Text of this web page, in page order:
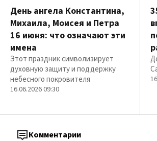
День ангела Константина,
Михаила, Моисея и Петра
16 июня: что означают эти
имена
Этот праздник символизирует
духовную защиту и поддержку
небесного покровителя
16.06.2026 09:30
Комментарии